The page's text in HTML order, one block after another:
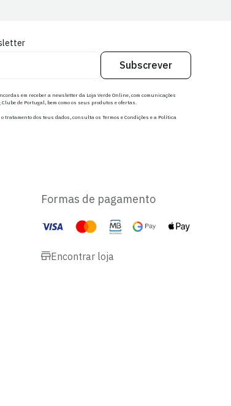
Subscrever
em receber a newsletter da Loja Verde Online, com comunicações
de Portugal, bem como os seus produtos e ofertas.
tratamento dos teus dados, consulta os Termos e Condições e a Política
Formas de pagamento
Encontrar loja